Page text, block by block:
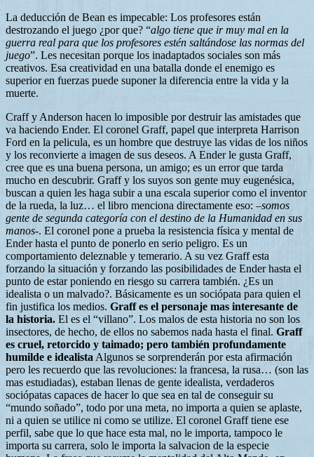
La deducción de Bean es impecable: Los profesores están
destrozando el juego ¿por que? “algo tiene que ir muy mal en la
guerra real para que los profesores estén saltándose las normas del
juego”. Les necesitan porque los inadaptados sociales son más
creativos. Esa creatividad en una batalla donde el enemigo es
superior en fuerzas puede suponer la diferencia entre la vida y la
muerte.
Craff y Anderson hacen lo imposible por destruir las amistades que
va haciendo Ender. El coronel Graff, papel que interpreta Harrison
Ford en la pelicula, es un hombre que destruye las vidas de los niños
y los reconvierte a imagen de sus deseos. A Ender le gusta Graff,
cree que es una buena persona, un amigo; es un error que tarda
mucho en descubrir. Graff y los suyos son gente muy eugenésica,
buscan a quien les haga subir a una escala superior como el inventor
de la rueda, la luz… el libro menciona directamente eso: –somos
gente de segunda categoría con el destino de la Humanidad en sus
manos-. El coronel pone a prueba la resistencia física y mental de
Ender hasta el punto de ponerlo en serio peligro. Es un
comportamiento deleznable y temerario. A su vez Graff esta
forzando la situación y forzando las posibilidades de Ender hasta el
punto de estar poniendo en riesgo su carrera también. ¿Es un
idealista o un malvado?. Básicamente es un sociópata para quien el
fin justifica los medios. Graff es el personaje mas interesante de
la historia. El es el “villano”. Los malos de esta historia no son los
insectores, de hecho, de ellos no sabemos nada hasta el final. Graff
es cruel, retorcido y taimado; pero también profundamente
humilde e idealista Algunos se sorprenderán por esta afirmación
pero les recuerdo que las revoluciones: la francesa, la rusa… (son las
mas estudiadas), estaban llenas de gente idealista, verdaderos
sociópatas capaces de hacer lo que sea en tal de conseguir su
“mundo soñado”, todo por una meta, no importa a quien se aplaste,
ni a quien se utilice ni como se utilize. El coronel Graff tiene ese
perfil, sabe que lo que hace esta mal, no le importa, tampoco le
importa su carrera, solo le importa la salvacion de la especie